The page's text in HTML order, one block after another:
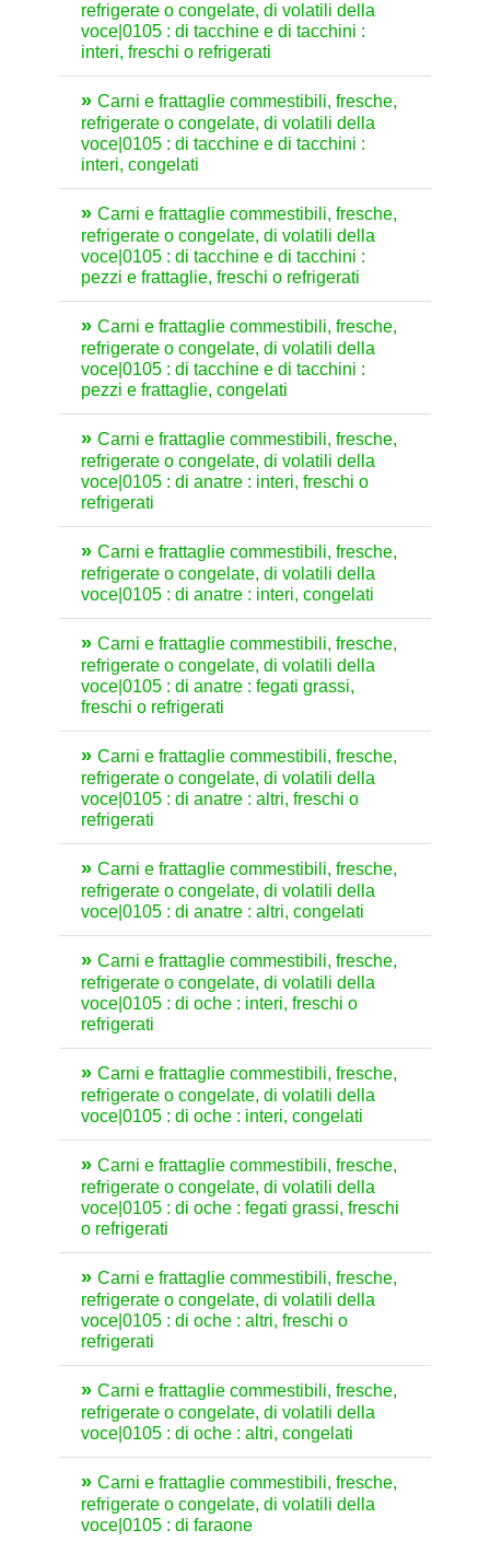
refrigerate o congelate, di volatili della
voce|0105 : di tacchine e di tacchini :
interi, freschi o refrigerati
Carni e frattaglie commestibili, fresche,
refrigerate o congelate, di volatili della
voce|0105 : di tacchine e di tacchini :
interi, congelati
Carni e frattaglie commestibili, fresche,
refrigerate o congelate, di volatili della
voce|0105 : di tacchine e di tacchini :
pezzi e frattaglie, freschi o refrigerati
Carni e frattaglie commestibili, fresche,
refrigerate o congelate, di volatili della
voce|0105 : di tacchine e di tacchini :
pezzi e frattaglie, congelati
Carni e frattaglie commestibili, fresche,
refrigerate o congelate, di volatili della
voce|0105 : di anatre : interi, freschi o
refrigerati
Carni e frattaglie commestibili, fresche,
refrigerate o congelate, di volatili della
voce|0105 : di anatre : interi, congelati
Carni e frattaglie commestibili, fresche,
refrigerate o congelate, di volatili della
voce|0105 : di anatre : fegati grassi,
freschi o refrigerati
Carni e frattaglie commestibili, fresche,
refrigerate o congelate, di volatili della
voce|0105 : di anatre : altri, freschi o
refrigerati
Carni e frattaglie commestibili, fresche,
refrigerate o congelate, di volatili della
voce|0105 : di anatre : altri, congelati
Carni e frattaglie commestibili, fresche,
refrigerate o congelate, di volatili della
voce|0105 : di oche : interi, freschi o
refrigerati
Carni e frattaglie commestibili, fresche,
refrigerate o congelate, di volatili della
voce|0105 : di oche : interi, congelati
Carni e frattaglie commestibili, fresche,
refrigerate o congelate, di volatili della
voce|0105 : di oche : fegati grassi, freschi
o refrigerati
Carni e frattaglie commestibili, fresche,
refrigerate o congelate, di volatili della
voce|0105 : di oche : altri, freschi o
refrigerati
Carni e frattaglie commestibili, fresche,
refrigerate o congelate, di volatili della
voce|0105 : di oche : altri, congelati
Carni e frattaglie commestibili, fresche,
refrigerate o congelate, di volatili della
voce|0105 : di faraone